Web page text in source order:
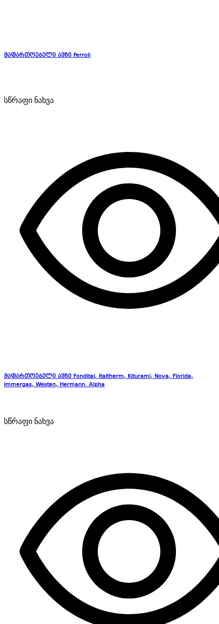
მაფართოებელი ავზი Ferroli
სწრაფი ნახვა
მაფართოებელი ავზი Fondital, Italtherm, Kiturami, Nova, Florida,
Immergas, Westen, Hermann. Alpha
სწრაფი ნახვა